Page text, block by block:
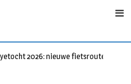
2026: nieuwe fietsroutes